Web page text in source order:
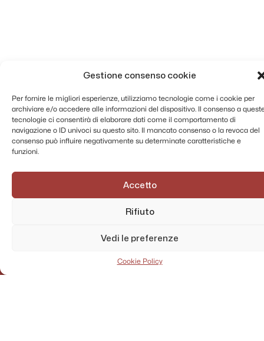
Gestione consenso cookie
Per fornire le migliori esperienze, utilizziamo tecnologie come i cookie per
archiviare e/o accedere alle informazioni del dispositivo. Il consenso a
tecnologie ci consentirà di elaborare dati come il comportamento di
navigazione o ID univoci su questo sito. Il mancato consenso o la revoca del
consenso può influire negativamente su determinate caratteristiche e
funzioni.
Accetto
Rifiuto
Vedi le preferenze
Cookie Policy